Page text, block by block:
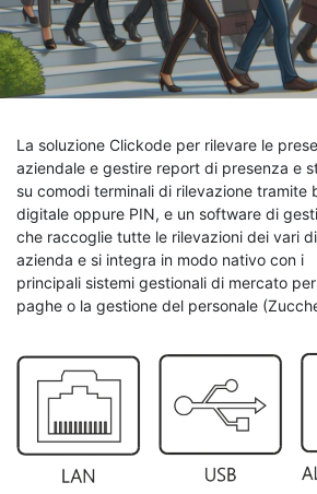
La soluzione Clickode per rilevare le
aziendale e gestire report di presenza e
su comodi terminali di rilevazione tramite
digitale oppure PIN, e un software di
che raccoglie tutte le rilevazioni dei vari
azienda e si integra in modo nativo con i
principali sistemi gestionali di mercato
paghe o la gestione del personale